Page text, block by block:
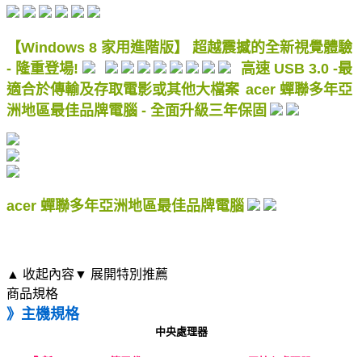
【Windows 8 家用進階版】 超越震撼的全新視覺體驗
- 隆重登場!
高速 USB 3.0 -最
適合於傳輸及存取電影或其他大檔案 acer 蟬聯多年亞
洲地區最佳品牌電腦 - 全面升級三年保固
acer 蟬聯多年亞洲地區最佳品牌電腦
▲ 收起內容▼ 展開特別推薦
商品規格
》主機規格
中央處理器